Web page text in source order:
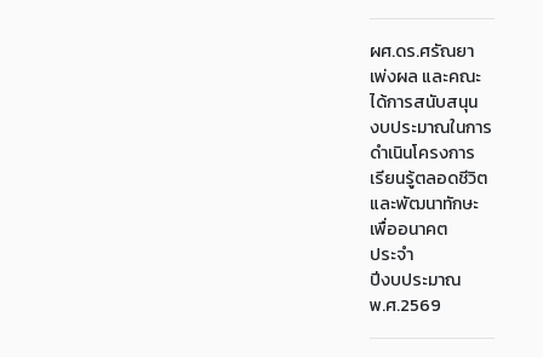
ผศ.ดร.ศรัณยา
เพ่งผล และคณะ
ได้การสนับสนุน
งบประมาณในการ
ดำเนินโครงการ
เรียนรู้ตลอดชีวิต
และพัฒนาทักษะ
เพื่ออนาคต
ประจำ
ปีงบประมาณ
พ.ศ.2569